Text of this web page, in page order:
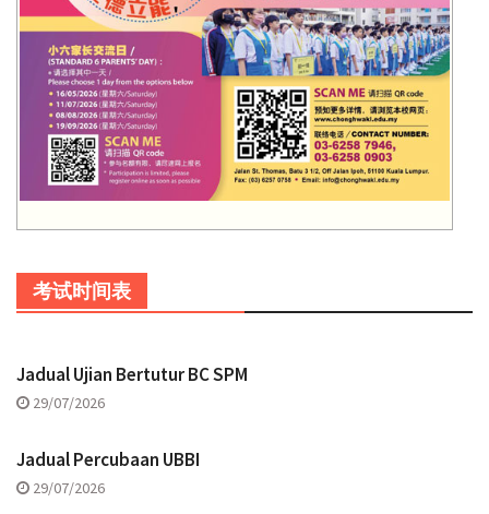
考试时间表
Jadual Ujian Bertutur BC SPM
29/07/2026
Jadual Percubaan UBBI
29/07/2026